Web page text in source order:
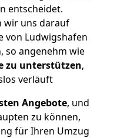
entscheidet.
wir uns darauf
von Ludwigshafen
so angenehm wie
zu unterstützen,
verläuft
Angebote, und
zu können,
für Ihren Umzug